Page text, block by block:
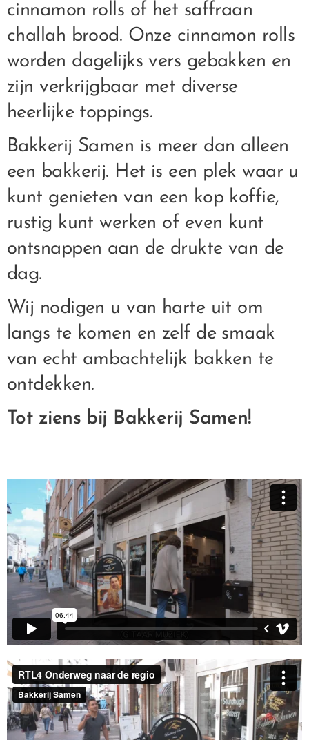
cinnamon rolls of het saffraan
challah brood. Onze cinnamon rolls
worden dagelijks vers gebakken en
zijn verkrijgbaar met diverse
heerlijke toppings.
Bakkerij Samen is meer dan alleen
een bakkerij. Het is een plek waar u
kunt genieten van een kop koffie,
rustig kunt werken of even kunt
ontsnappen aan de drukte van de
dag.
Wij nodigen u van harte uit om
langs te komen en zelf de smaak
van echt ambachtelijk bakken te
ontdekken.
Tot ziens bij Bakkerij Samen!